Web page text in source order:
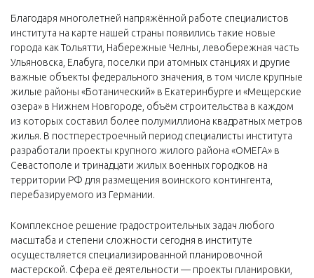
Благодаря многолетней напряжённой работе специалистов
института на карте нашей страны появились такие новые
города как Тольятти, Набережные Челны, левобережная часть
Ульяновска, Елабуга, поселки при атомных станциях и другие
важные объекты федерального значения, в том числе крупные
жилые районы «Ботанический» в Екатеринбурге и «Мещерские
озера» в Нижнем Новгороде, объём строительства в каждом
из которых составил более полумиллиона квадратных метров
жилья. В постперестроечный период специалисты института
разработали проекты крупного жилого района «ОМЕГА» в
Севастополе и тринадцати жилых военных городков на
территории РФ для размещения воинского контингента,
перебазируемого из Германии.
Комплексное решение градостроительных задач любого
масштаба и степени сложности сегодня в институте
осуществляется специализированной планировочной
мастерской. Сфера её деятельности — проекты планировки,